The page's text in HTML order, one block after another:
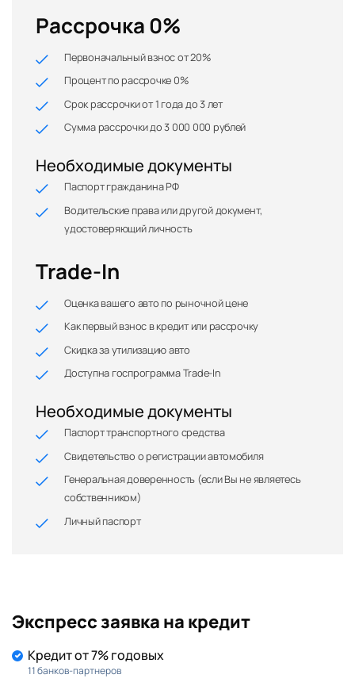
Рассрочка 0%
Первоначальный взнос от 20%
Процент по рассрочке 0%
Срок рассрочки от 1 года до 3 лет
Сумма рассрочки до 3 000 000 рублей
Необходимые документы
Паспорт гражданина РФ
Водительские права или другой документ,
удостоверяющий личность
Trade-In
Оценка вашего авто по рыночной цене
Как первый взнос в кредит или рассрочку
Скидка за утилизацию авто
Доступна госпрограмма Trade-In
Необходимые документы
Паспорт транспортного средства
Свидетельство о регистрации автомобиля
Генеральная доверенность (если Вы не являетесь
собственником)
Личный паспорт
Экспресс заявка на кредит
Кредит от 7% годовых
11 банков-партнеров